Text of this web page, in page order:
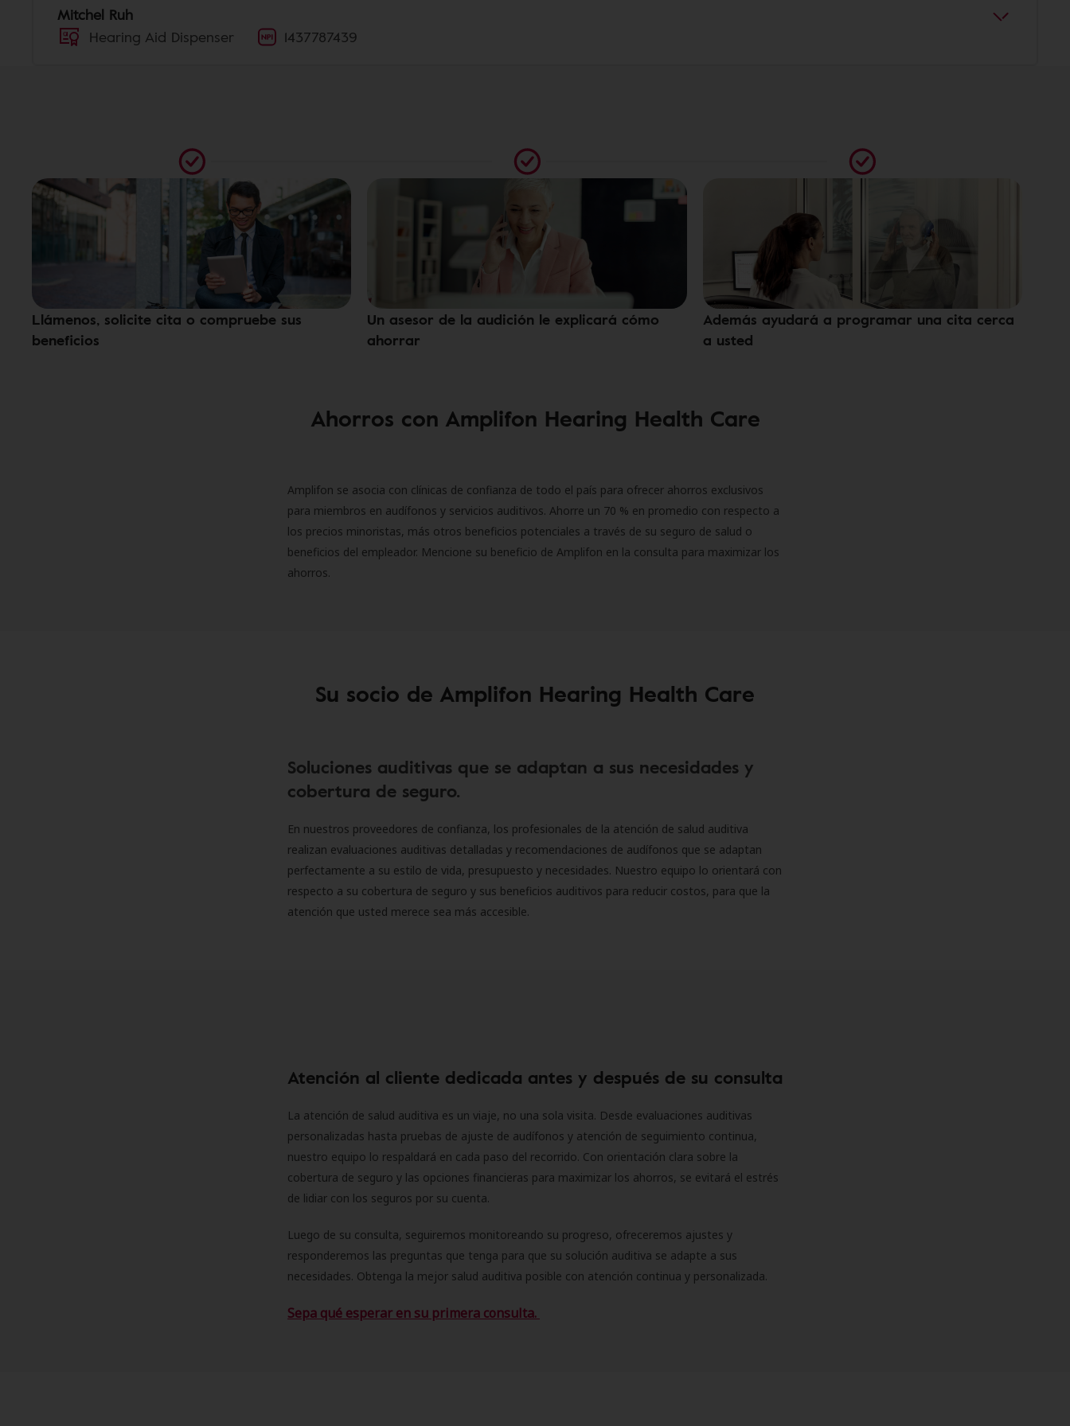
Mitchel Ruh
Hearing Aid Dispenser
1437787439
Llámenos, solicite cita o compruebe sus
beneficios
Un asesor de la audición le explicará cómo
ahorrar
Además ayudará a programar una cita cerca
a usted
Ahorros con Amplifon Hearing Health Care
Amplifon se asocia con clínicas de confianza de todo el país para ofrecer ahorros exclusivos
para miembros en audífonos y servicios auditivos. Ahorre un 70 % en promedio con respecto a
los precios minoristas, más otros beneficios potenciales a través de su seguro de salud o
beneficios del empleador. Mencione su beneficio de Amplifon en la consulta para maximizar los
ahorros.
Su socio de Amplifon Hearing Health Care
Soluciones auditivas que se adaptan a sus necesidades y
cobertura de seguro.
En nuestros proveedores de confianza, los profesionales de la atención de salud auditiva
realizan evaluaciones auditivas detalladas y recomendaciones de audífonos que se adaptan
perfectamente a su estilo de vida, presupuesto y necesidades. Nuestro equipo lo orientará con
respecto a su cobertura de seguro y sus beneficios auditivos para reducir costos, para que la
atención que usted merece sea más accesible.
Atención al cliente dedicada antes y después de su consulta
La atención de salud auditiva es un viaje, no una sola visita. Desde evaluaciones auditivas
personalizadas hasta pruebas de ajuste de audífonos y atención de seguimiento continua,
nuestro equipo lo respaldará en cada paso del recorrido. Con orientación clara sobre la
cobertura de seguro y las opciones financieras para maximizar los ahorros, se evitará el estrés
de lidiar con los seguros por su cuenta.
Luego de su consulta, seguiremos monitoreando su progreso, ofreceremos ajustes y
responderemos las preguntas que tenga para que su solución auditiva se adapte a sus
necesidades. Obtenga la mejor salud auditiva posible con atención continua y personalizada.
Sepa qué esperar en su primera consulta.